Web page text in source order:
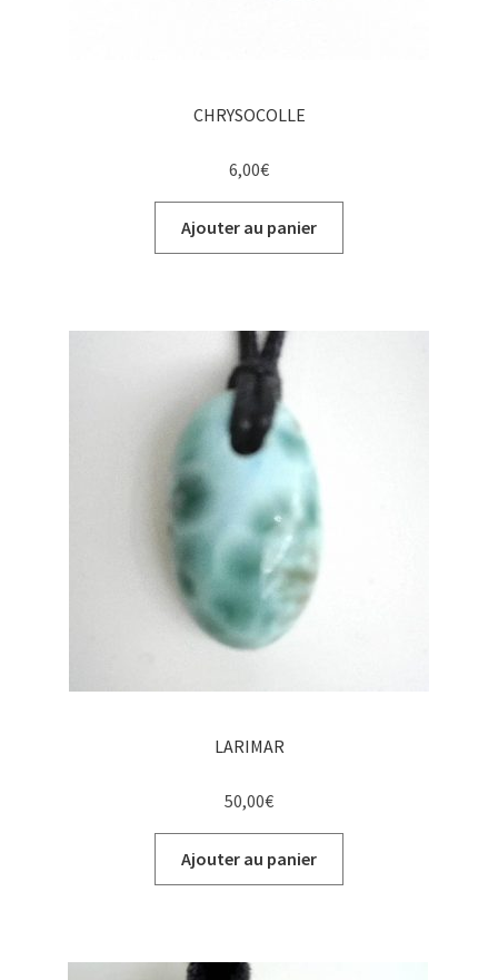
CHRYSOCOLLE
6,00€
Ajouter au panier
LARIMAR
50,00€
Ajouter au panier